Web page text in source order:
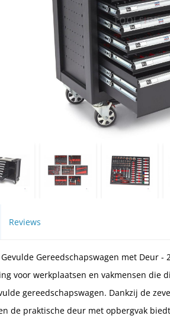
Reviews
Gereedschapswagen met Deur -
voor werkplaatsen en vakmensen die
gereedschapswagen. Dankzij de
de praktische deur met opbergvak